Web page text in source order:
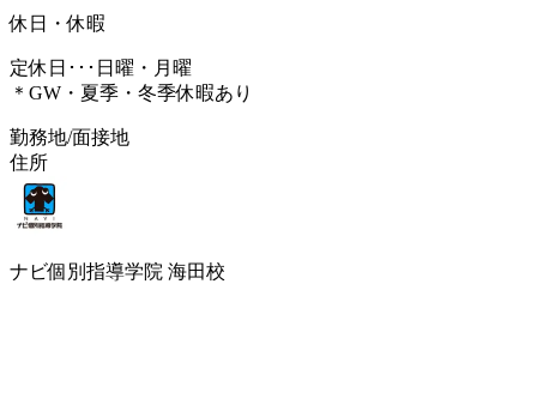
休日・休暇
定休日･･･日曜・月曜
＊GW・夏季・冬季休暇あり
勤務地/面接地
住所
ナビ個別指導学院 海田校